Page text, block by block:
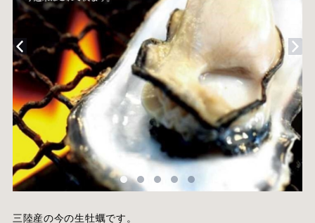
三陸産の今の生牡蠣です。